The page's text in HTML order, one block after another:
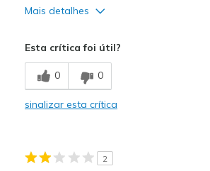
Mais detalhes
Contras
Poor Cushioning
Casual Wear
Esta crítica foi útil?
0 0
sinalizar esta crítica
2